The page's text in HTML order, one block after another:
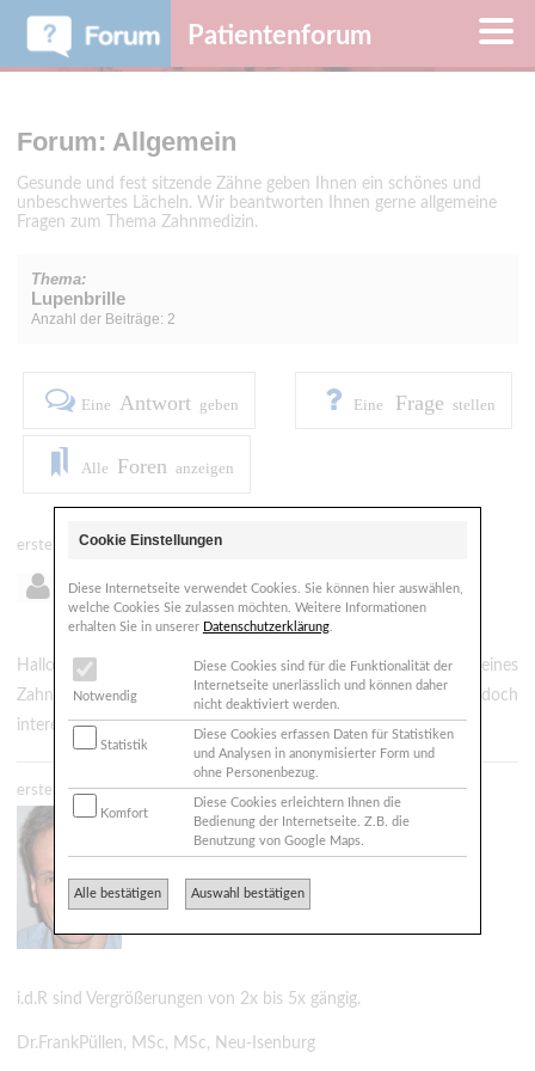
Patientenforum
Forum: Allgemein
Gesunde und fest sitzende Zähne geben Ihnen ein schönes und
unbeschwertes Lächeln. Wir beantworten Ihnen gerne allgemeine
Fragen zum Thema Zahnmedizin.
Thema:
Lupenbrille
Anzahl der Beiträge: 2
Eine Antwort geben Eine Frage stellen
Alle Foren anzeigen
erstellt: 20.05.2026 - 16:08
Nadine aus ...
Hallo, mich würde es interessieren wie stark die Lupenbrille eines
Zahnarztes vergrössert. Ich weiss es ist eine banale Frage doch
interessiert es mich schon lange. Danke für Ihre Antwort
erstellt: 20.05.2026 - 20:01
Zahnarzt
Dr. Püllen MMSc
63263 Neu-Isenburg
frankpuellen@arcor.de
i.d.R sind Vergrößerungen von 2x bis 5x gängig.
Dr.FrankPüllen, MSc, MSc, Neu-Isenburg
Cookie Einstellungen
Diese Internetseite verwendet Cookies. Sie können hier auswählen,
welche Cookies Sie zulassen möchten. Weitere Informationen
erhalten Sie in unserer Datenschutzerklärung.
Notwendig
Diese Cookies sind für die Funktionalität der
Internetseite unerlässlich und können daher
nicht deaktiviert werden.
Statistik
Diese Cookies erfassen Daten für Statistiken
und Analysen in anonymisierter Form und
ohne Personenbezug.
Komfort
Diese Cookies erleichtern Ihnen die
Bedienung der Internetseite. Z.B. die
Benutzung von Google Maps.
Alle bestätigen Auswahl bestätigen